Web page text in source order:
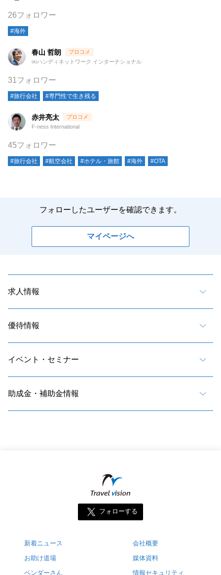
26フォロワー
#海外
春山 哲朗
㈱ハンディネットワーク インターナショナル
31フォロワー
#旅行会社 #専門性で生き残る
赤井亮太
F-ness International
45フォロワー
#旅行会社 #航空会社 #ホテル・旅館 #海外 #OTA
フォローしたユーザーを確認できます。
マイページへ
求人情報
優待情報
イベント・セミナー
助成金・補助金情報
フォローする
新着ニュース
お助け道場
ベンダーさん
会社概要
媒体資料
情報セキュリティ